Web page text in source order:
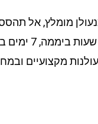
אל תהססו
אלינו. אנו זמינים 24 שעות ביממה, 7 ימים
מקצועיים ובמחירים